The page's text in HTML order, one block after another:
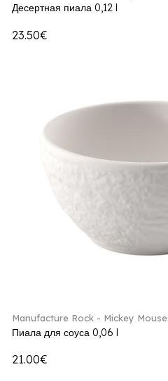
Десертная пиала 0,12 l
23.50€
Manufacture Rock - Mickey Mouse
Пиала для соуса 0,06 l
21.00€